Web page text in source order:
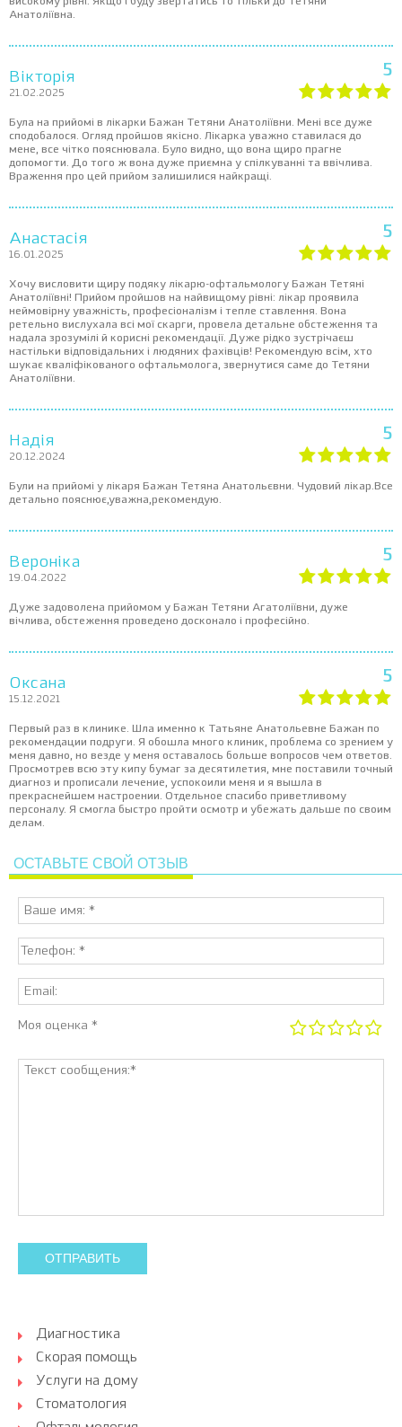
Анатоліївна.
Вікторія
21.02.2025
5
Була на прийомі в лікарки Бажан Тетяни Анатоліївни. Мені все дуже
сподобалося. Огляд пройшов якісно. Лікарка уважно ставилася до
мене, все чітко пояснювала. Було видно, що вона щиро прагне
допомогти. До того ж вона дуже приємна у спілкуванні та ввічлива.
Враження про цей прийом залишилися найкращі.
Анастасія
16.01.2025
5
Хочу висловити щиру подяку лікарю-офтальмологу Бажан Тетяні
Анатоліївні! Прийом пройшов на найвищому рівні: лікар проявила
неймовірну уважність, професіоналізм і тепле ставлення. Вона
ретельно вислухала всі мої скарги, провела детальне обстеження та
надала зрозумілі й корисні рекомендації. Дуже рідко зустрічаєш
настільки відповідальних і людяних фахівців! Рекомендую всім, хто
шукає кваліфікованого офтальмолога, звернутися саме до Тетяни
Анатоліївни.
Надія
20.12.2024
5
Були на прийомі у лікаря Бажан Тетяна Анатольєвни. Чудовий лікар.Все
детально пояснює,уважна,рекомендую.
Вероніка
19.04.2022
5
Дуже задоволена прийомом у Бажан Тетяни Агатоліївни, дуже
вічлива, обстеження проведено досконало і професійно.
Оксана
15.12.2021
5
Первый раз в клинике. Шла именно к Татьяне Анатольевне Бажан по
рекомендации подруги. Я обошла много клиник, проблема со зрением у
меня давно, но везде у меня оставалось больше вопросов чем ответов.
Просмотрев всю эту кипу бумаг за десятилетия, мне поставили точный
диагноз и прописали лечение, успокоили меня и я вышла в
прекраснейшем настроении. Отдельное спасибо приветливому
персоналу. Я смогла быстро пройти осмотр и убежать дальше по своим
делам.
ОСТАВЬТЕ СВОЙ ОТЗЫВ
Моя оценка *
ОТПРАВИТЬ
Диагностика
Скорая помощь
Услуги на дому
Стоматология